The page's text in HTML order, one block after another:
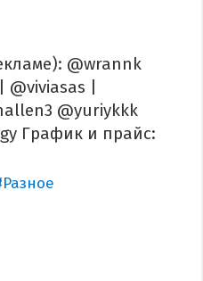
@wrannk
|
@yuriykkk
График и прайс: